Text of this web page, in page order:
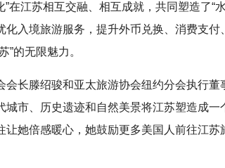
”在江苏相互交融、相互成就，共同塑造了
化入境旅游服务，提升外币兑换、消费支
”的无限魅力。
长滕绍骏和亚太旅游协会纽约分会执行董
城市、历史遗迹和自然美景将江苏塑造成
让她倍感暖心，她鼓励更多美国人前往江